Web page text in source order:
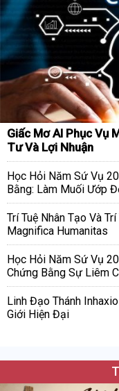
Giấc Mơ AI Phục Vụ
Tư Và Lợi Nhuận
Học Hỏi Năm Sứ Vụ
Bằng: Làm Muối Ướp
Trí Tuệ Nhân Tạo Và
Magnifica Humanitas
Học Hỏi Năm Sứ Vụ
Chứng Bằng Sự Liêm
Linh Đạo Thánh
Giới Hiện Đại